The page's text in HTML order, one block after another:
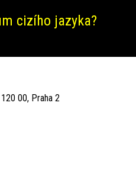
cizího jazyka?
00, Praha 2